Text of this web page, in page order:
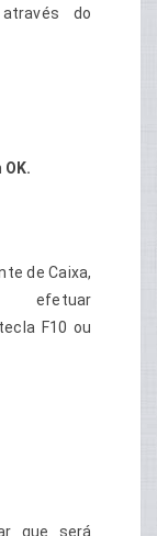
do
OK.
de Caixa,
efetuar
F10 ou
que será